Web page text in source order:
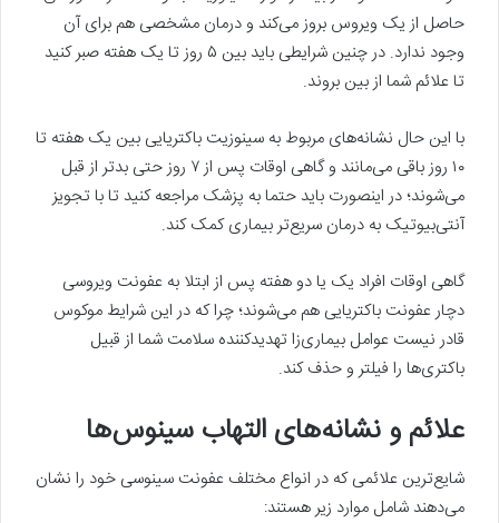
حاصل از یک ویروس بروز می‌کند و درمان مشخصی هم برای آن
وجود ندارد. در چنین شرایطی باید بین ۵ روز تا یک هفته صبر کنید
تا علائم شما از بین بروند.
با این حال نشانه‌های مربوط به سینوزیت باکتریایی بین یک هفته تا
۱۰ روز باقی می‌مانند و گاهی اوقات پس از ۷ روز حتی بدتر از قبل
می‌شوند؛ در اینصورت باید حتما به پزشک مراجعه کنید تا با تجویز
آنتی‌بیوتیک به درمان سریع‌تر بیماری کمک کند.
گاهی اوقات افراد یک یا دو هفته پس از ابتلا به عفونت ویروسی
دچار عفونت باکتریایی هم می‌شوند؛ چرا که در این شرایط موکوس
قادر نیست عوامل بیماری‌زا تهدید‌کننده‌ سلامت شما از قبیل
باکتری‌ها را فیلتر و حذف کند.
علائم و نشانه‌های التهاب سینوس‌ها
شایع‌ترین علائمی که در انواع مختلف عفونت سینوسی خود را نشان
می‌دهند شامل موارد زیر هستند: